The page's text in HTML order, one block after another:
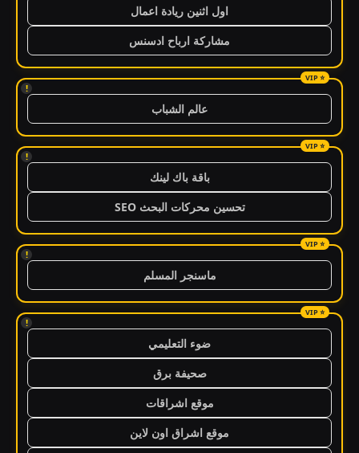
اول اثنين ريادة اعمال
مشاركة ارباح ادسنس
!
عالم الشباب
!
باقة باك لينك
تحسين محركات البحث SEO
!
ماسنجر المسلم
!
ضوء التعليمي
صحيفة برق
موقع اشراقات
موقع اشراق اون لاين